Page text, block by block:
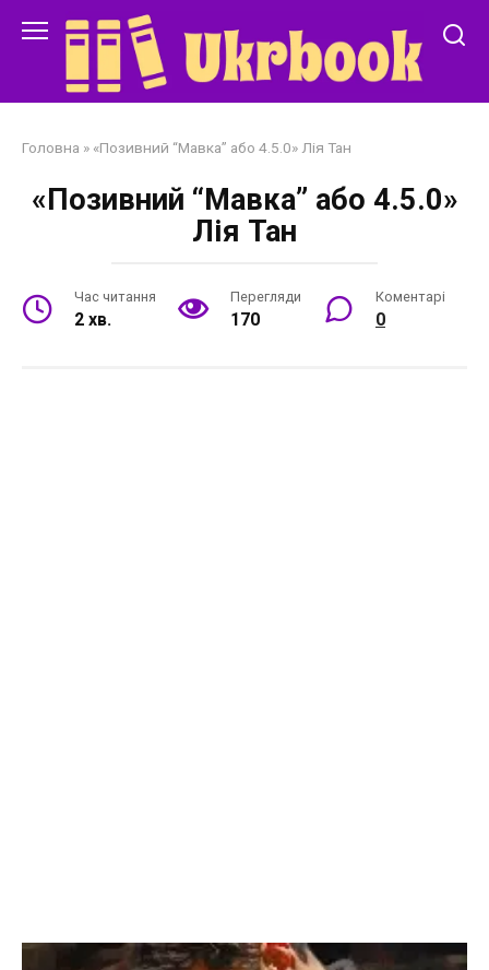
Головна » «Позивний “Мавка” або 4.5.0» Лія Тан
«Позивний “Мавка” або 4.5.0»
Лія Тан
Час читання
2 хв.
Перегляди
170
Коментарі
0